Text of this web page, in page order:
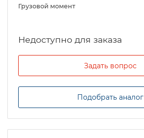
Грузовой момент
Задать вопрос
Подобрать аналог